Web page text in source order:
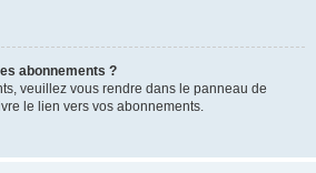
abonnements ?
veuillez vous rendre dans le panneau de
le lien vers vos abonnements.